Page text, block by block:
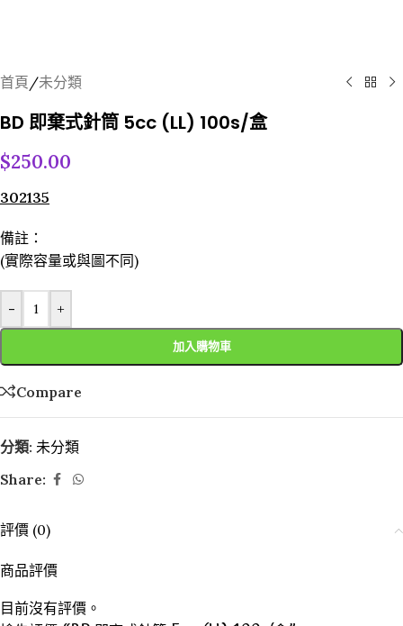
首頁/未分類
BD 即棄式針筒 5cc (LL) 100s/盒
$250.00
302135
備註：
(實際容量或與圖不同)
- +
加入購物車
Compare
分類: 未分類
Share:
評價 (0)
商品評價
目前沒有評價。